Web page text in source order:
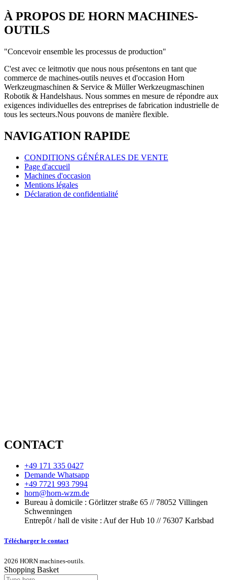
À PROPOS DE HORN MACHINES-
OUTILS
"Concevoir ensemble les processus de production"
C'est avec ce leitmotiv que nous nous présentons en tant que
commerce de machines-outils neuves et d'occasion Horn
Werkzeugmaschinen & Service & Müller Werkzeugmaschinen
Robotik & Handelshaus. Nous sommes en mesure de répondre aux
exigences individuelles des entreprises de fabrication industrielle de
tous les secteurs.Nous pouvons de manière flexible.
NAVIGATION RAPIDE
CONDITIONS GÉNÉRALES DE VENTE
Page d'accueil
Machines d'occasion
Mentions légales
Déclaration de confidentialité
CONTACT
+49 171 335 0427
Demande Whatsapp
+49 7721 993 7994
horn@horn-wzm.de
Bureau à domicile : Görlitzer straße 65 // 78052 Villingen
Schwenningen
Entrepôt / hall de visite : Auf der Hub 10 // 76307 Karlsbad
Télécharger le contact
2026 HORN machines-outils.
Shopping Basket